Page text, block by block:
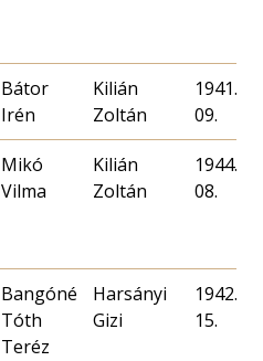
Bátor
Irén
Kilián
Zoltán
1941.
09.
Mikó
Vilma
Kilián
Zoltán
1944.
08.
Bangóné
Tóth
Teréz
Harsányi
Gizi
1942.
15.